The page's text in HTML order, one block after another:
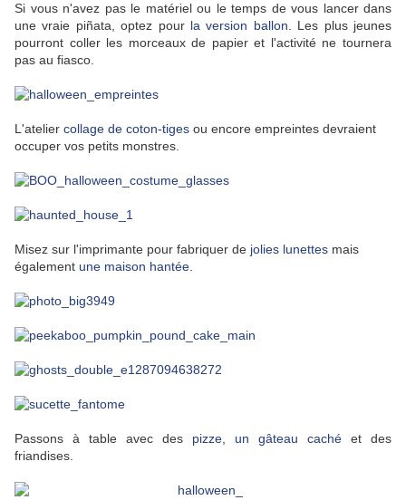
Si vous n'avez pas le matériel ou le temps de vous lancer dans
une vraie piñata, optez pour la version ballon . Les plus jeunes
pourront coller les morceaux de papier et l'activité ne tournera
pas au fiasco.
L'atelier collage de coton-tiges ou encore empreintes devraient
occuper vos petits monstres.
Misez sur l'imprimante pour fabriquer de jolies lunettes mais
également une maison hantée
Passons à table avec des pizze un gâteau caché et des
friandises.